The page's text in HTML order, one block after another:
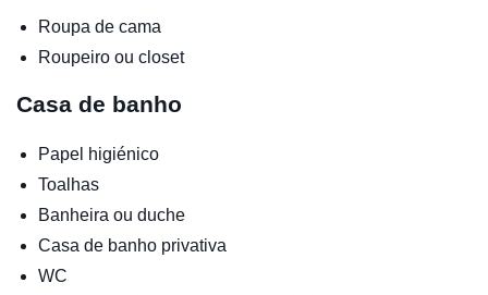
Roupa de cama
Roupeiro ou closet
Casa de banho
Papel higiénico
Toalhas
Banheira ou duche
Casa de banho privativa
WC